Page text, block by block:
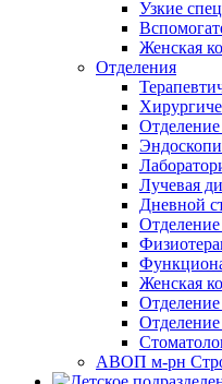
Узкие
Женская
Отделения
Отделение
Лучевая
Дневной
Женская
АВОП м-рн